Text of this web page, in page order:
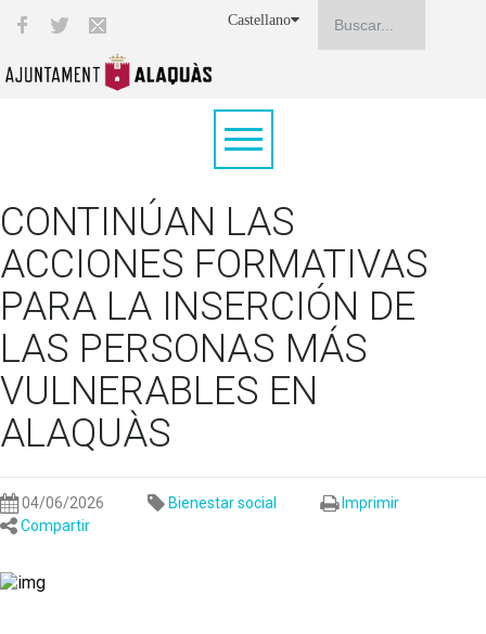
Castellano
CONTINÚAN LAS
ACCIONES FORMATIVAS
PARA LA INSERCIÓN DE
LAS PERSONAS MÁS
VULNERABLES EN
ALAQUÀS
04/06/2026 Bienestar social
Imprimir
Compartir